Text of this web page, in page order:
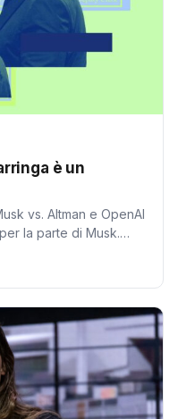
è un
vs. Altman e OpenAI
la parte di Musk.